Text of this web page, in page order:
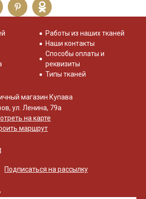
Работы из наших тканей
Наши контакты
Способы оплаты и
реквизиты
Типы тканей
магазин Купава
ул. Ленина, 79а
на карте
маршрут
Подписаться на рассылку